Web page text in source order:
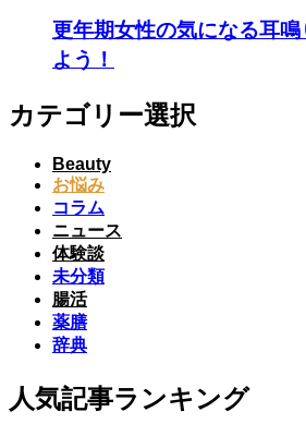
更年期女性の気になる耳
よう！
カテゴリー選択
Beauty
お悩み
コラム
ニュース
体験談
未分類
腸活
薬膳
辞典
人気記事ランキング